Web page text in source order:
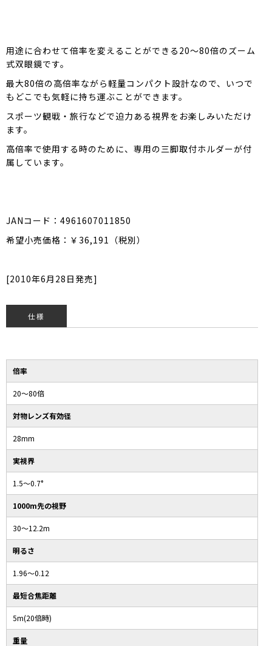
用途に合わせて倍率を変えることができる20～80倍のズーム
式双眼鏡です。
最大80倍の高倍率ながら軽量コンパクト設計なので、いつで
もどこでも気軽に持ち運ぶことができます。
スポーツ観戦・旅行などで迫力ある視界をお楽しみいただけ
ます。
高倍率で使用する時のために、専用の三脚取付ホルダーが付
属しています。
JANコード：4961607011850
希望小売価格：￥36,191（税別）
[2010年6月28日発売]
仕様
倍率
20〜80倍
対物レンズ有効径
28mm
実視界
1.5〜0.7°
1000m先の視野
30〜12.2m
明るさ
1.96〜0.12
最短合焦距離
5m(20倍時)
重量